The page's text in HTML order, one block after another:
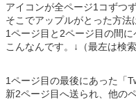
アイコンが全ページ1コずつ
そこでアップルがとった方法
1ページ目と2ページ目の間に
こんなんです。↓（最左は検
1ページ目の最後にあった「
新2ページ目へ送られ、他の